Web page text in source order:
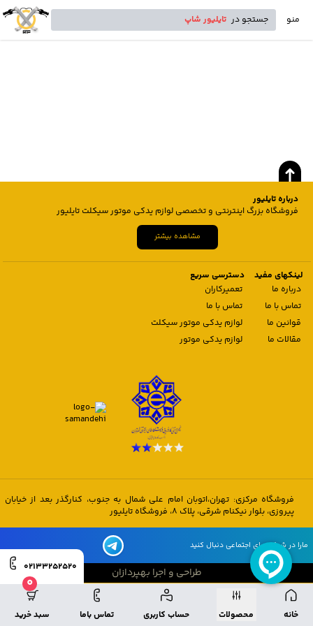
منو جستجو در تایلیور شاپ
خانه محصولات حساب کاربری تماس باما
0
سبد خرید
02133252520
درباره تایلیور
فروشگاه بزرگ اینترنتی و تخصصی لوازم یدکی موتور سیکلت تایلیور
مشاهده بیشتر
لینکهای مفید
درباره ما
تماس با ما
قوانین ما
مقالات ما
دسترسی سریع
تعمیرکاران
تماس با ما
لوازم یدکی موتور سیکلت
لوازم یدکی موتور
فروشگاه مرکزی: تهران،اتوبان امام علی شمال به جنوب، کنارگذر بعد از خیابان
پیروزی، بلوار نیکنام شرقی، پلاک 8، فروشگاه تایلیور
مارا در شبکه های اجتماعی دنبال کنید
طراحی و اجرا بهپردازان
طراحی و اجرا بهپردازان